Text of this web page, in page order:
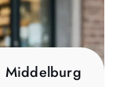
Middelburg